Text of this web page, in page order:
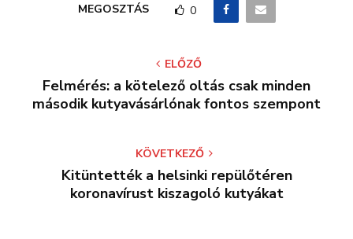
MEGOSZTÁS 0
ELŐZŐ
Felmérés: a kötelező oltás csak minden
második kutyavásárlónak fontos szempont
KÖVETKEZŐ
Kitüntették a helsinki repülőtéren
koronavírust kiszagoló kutyákat